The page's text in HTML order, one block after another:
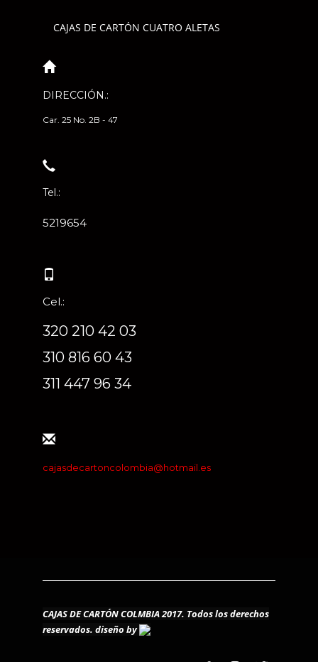
CAJAS DE CARTÓN CUATRO ALETAS
DIRECCIÓN.:
Car. 25 No. 2B - 47
Tel.:
5219654
Cel.:
320 210 42 03
310 816 60 43
311 447 96 34
cajasdecartoncolombia@hotmail.es
CAJAS DE CARTÓN COLMBIA 2017. Todos los derechos
reservados. diseño by